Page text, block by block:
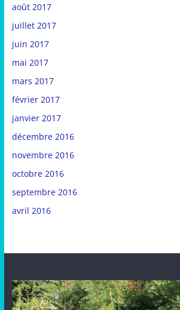
août 2017
juillet 2017
juin 2017
mai 2017
mars 2017
février 2017
janvier 2017
décembre 2016
novembre 2016
octobre 2016
septembre 2016
avril 2016